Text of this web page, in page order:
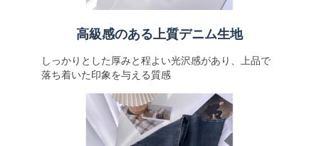
高級感のある上質デニム生地
しっかりとした厚みと程よい光沢感があり、上品で
落ち着いた印象を与える質感